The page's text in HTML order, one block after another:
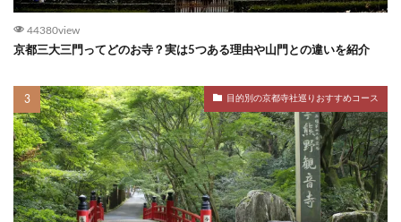
44380view
京都三大三門ってどのお寺？実は5つある理由や山門との違いを紹介
目的別の京都寺社巡りおすすめコース